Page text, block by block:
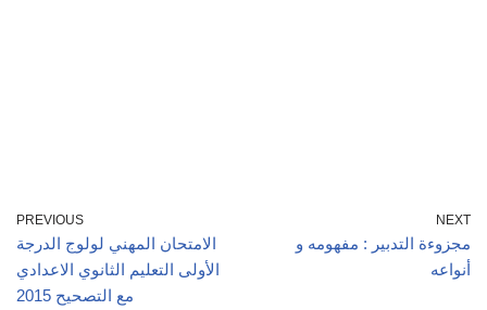
PREVIOUS
الامتحان المهني لولوج الدرجة
الأولى التعليم الثانوي الاعدادي
مع التصحيح 2015
NEXT
مجزوءة التدبير : مفهومه و
أنواعه